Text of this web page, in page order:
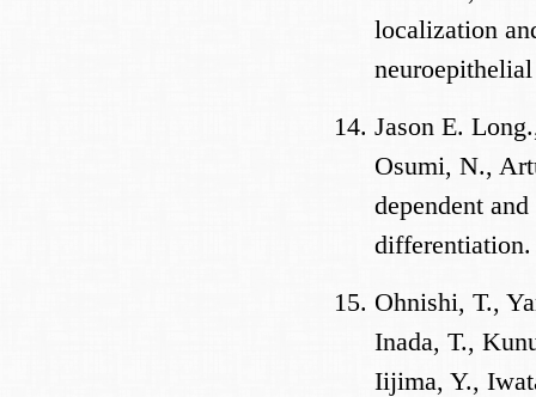
localization
Jason E.
Osumi, N.,
dependent
Ohnishi, T.,
Inada, T.,
Iijima, Y.,